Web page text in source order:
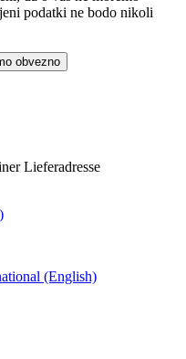
podatki ne bodo nikoli
obvezno
Lieferadresse
(English)